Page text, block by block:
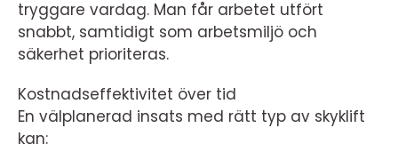
tryggare vardag. Man får arbetet utfört
snabbt, samtidigt som arbetsmiljö och
säkerhet prioriteras.
Kostnadseffektivitet över tid
En välplanerad insats med rätt typ av skyklift
kan: